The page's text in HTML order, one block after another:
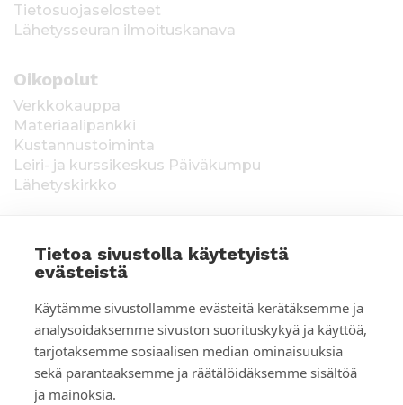
Tietoa sivustolla käytetyistä
evästeistä
Käytämme sivustollamme evästeitä kerätäksemme ja
analysoidaksemme sivuston suorituskykyä ja käyttöä,
tarjotaksemme sosiaalisen median ominaisuuksia
sekä parantaaksemme ja räätälöidäksemme sisältöä
ja mainoksia.
Tietosuojaselosteet
Lähetysseuran ilmoituskanava
Oikopolut
Verkkokauppa
Materiaalipankki
Kustannustoiminta
Leiri- ja kurssikeskus Päiväkumpu
Lähetyskirkko
voimassa toistaiseksi 1.1.2021 alkaen, myönnetty
1.12.2020, Poliisihallitus. Ahvenanmaa ÅLR
2025/5437, voimassa 1.1.–31.12.2026, myönnetty
28.8.2025 Ahvenanmaan maakuntahallitus. Kerätyt
varat käytetään Suomen Lähetysseuran